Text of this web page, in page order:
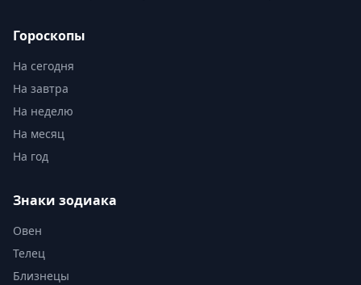
Гороскопы
На сегодня
На завтра
На неделю
На месяц
На год
Знаки зодиака
Овен
Телец
Близнецы